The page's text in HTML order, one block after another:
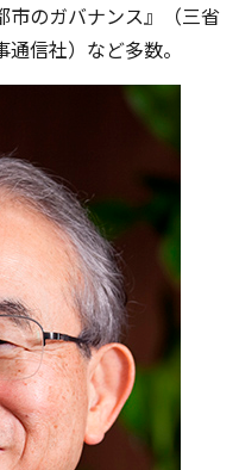
市のガバナンス』（三省
信社）など多数。